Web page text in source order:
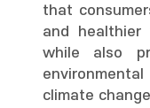
that
and healthier
while also
climate